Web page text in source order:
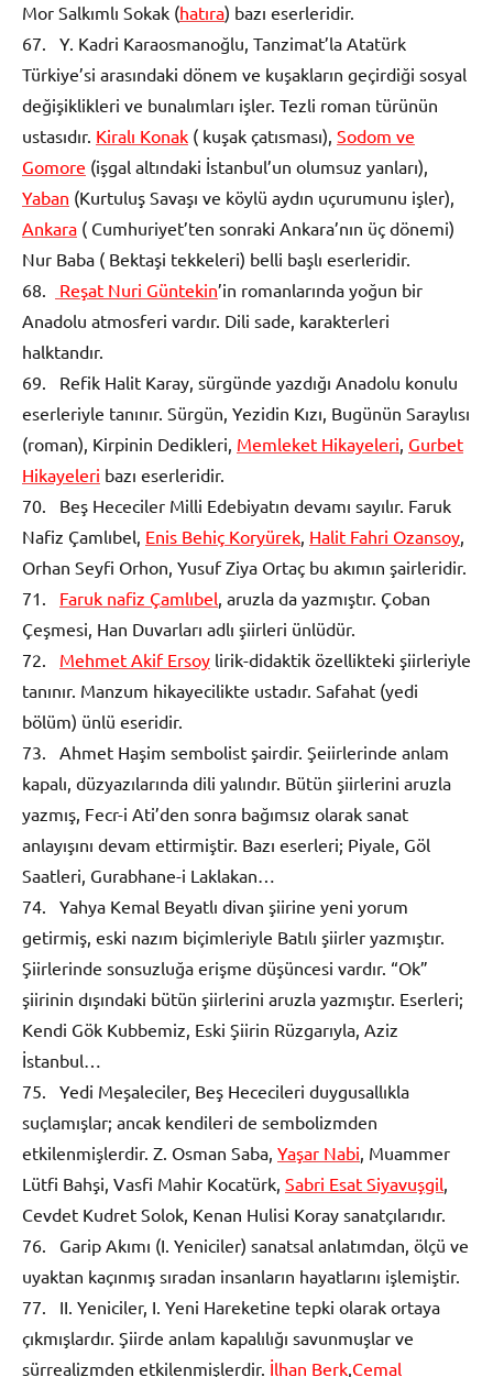
Mor Salkımlı Sokak (hatıra) bazı eserleridir.
67. Y. Kadri Karaosmanoğlu, Tanzimat’la Atatürk
Türkiye’si arasındaki dönem ve kuşakların geçirdiği sosyal
değişiklikleri ve bunalımları işler. Tezli roman türünün
ustasıdır. Kiralı Konak ( kuşak çatısması), Sodom ve
Gomore (işgal altındaki İstanbul’un olumsuz yanları),
Yaban (Kurtuluş Savaşı ve köylü aydın uçurumunu işler),
Ankara ( Cumhuriyet’ten sonraki Ankara’nın üç dönemi)
Nur Baba ( Bektaşi tekkeleri) belli başlı eserleridir.
68.
Reşat Nuri Güntekin’in romanlarında yoğun bir
Anadolu atmosferi vardır. Dili sade, karakterleri
halktandır.
69. Refik Halit Karay, sürgünde yazdığı Anadolu konulu
eserleriyle tanınır. Sürgün, Yezidin Kızı, Bugünün Saraylısı
(roman), Kirpinin Dedikleri, Memleket Hikayeleri, Gurbet
Hikayeleri bazı eserleridir.
70. Beş Hececiler Milli Edebiyatın devamı sayılır. Faruk
Nafiz Çamlıbel, Enis Behiç Koryürek, Halit Fahri Ozansoy,
Orhan Seyfi Orhon, Yusuf Ziya Ortaç bu akımın şairleridir.
71. Faruk nafiz Çamlıbel, aruzla da yazmıştır. Çoban
Çeşmesi, Han Duvarları adlı şiirleri ünlüdür.
72. Mehmet Akif Ersoy lirik-didaktik özellikteki şiirleriyle
tanınır. Manzum hikayecilikte ustadır. Safahat (yedi
bölüm) ünlü eseridir.
73. Ahmet Haşim sembolist şairdir. Şeiirlerinde anlam
kapalı, düzyazılarında dili yalındır. Bütün şiirlerini aruzla
yazmış, Fecr-i Ati’den sonra bağımsız olarak sanat
anlayışını devam ettirmiştir. Bazı eserleri; Piyale, Göl
Saatleri, Gurabhane-i Laklakan…
74. Yahya Kemal Beyatlı divan şiirine yeni yorum
getirmiş, eski nazım biçimleriyle Batılı şiirler yazmıştır.
Şiirlerinde sonsuzluğa erişme düşüncesi vardır. “Ok”
şiirinin dışındaki bütün şiirlerini aruzla yazmıştır. Eserleri;
Kendi Gök Kubbemiz, Eski Şiirin Rüzgarıyla, Aziz
İstanbul…
75. Yedi Meşaleciler, Beş Hececileri duygusallıkla
suçlamışlar; ancak kendileri de sembolizmden
etkilenmişlerdir. Z. Osman Saba, Yaşar Nabi, Muammer
Lütfi Bahşi, Vasfi Mahir Kocatürk, Sabri Esat Siyavuşgil,
Cevdet Kudret Solok, Kenan Hulisi Koray sanatçılarıdır.
76. Garip Akımı (I. Yeniciler) sanatsal anlatımdan, ölçü ve
uyaktan kaçınmış sıradan insanların hayatlarını işlemiştir.
77. II. Yeniciler, I. Yeni Hareketine tepki olarak ortaya
çıkmışlardır. Şiirde anlam kapalılığı savunmuşlar ve
sürrealizmden etkilenmişlerdir. İlhan Berk,Cemal